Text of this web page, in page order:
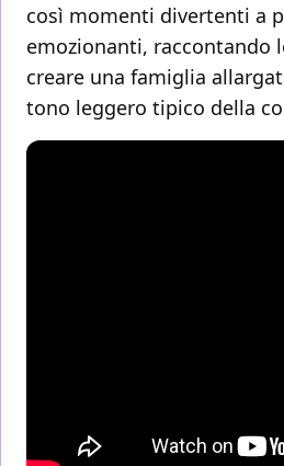
così momenti divertenti a
emozionanti, raccontando
creare una famiglia
tono leggero tipico della